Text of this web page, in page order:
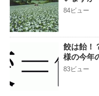
84ビュー
餃は飴！
様の今年
83ビュー